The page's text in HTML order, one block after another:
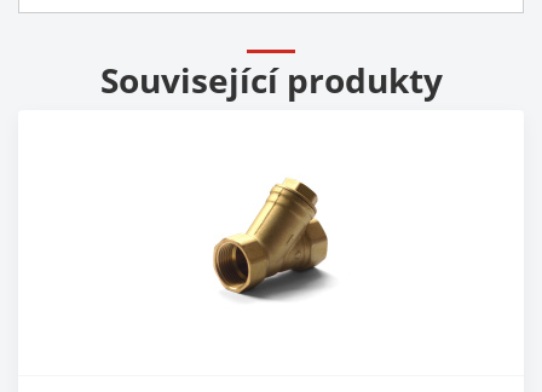
Související produkty